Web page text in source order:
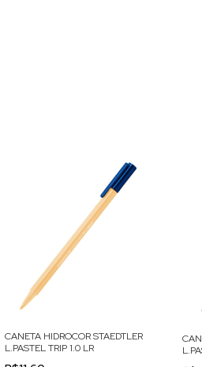
CANETA HIDROCOR STAEDTLER
L.PASTEL TRIP 1.0 LR